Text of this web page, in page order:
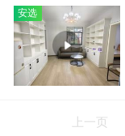
安选
上一页